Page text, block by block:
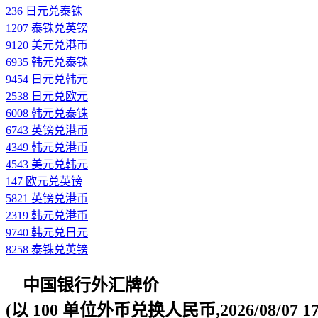
236 日元兑泰铢
1207 泰铢兑英镑
9120 美元兑港币
6935 韩元兑泰铢
9454 日元兑韩元
2538 日元兑欧元
6008 韩元兑泰铢
6743 英镑兑港币
4349 韩元兑港币
4543 美元兑韩元
147 欧元兑英镑
5821 英镑兑港币
2319 韩元兑港币
9740 韩元兑日元
8258 泰铢兑英镑
中国银行外汇牌价
(以 100 单位外币兑换人民币,2026/08/07